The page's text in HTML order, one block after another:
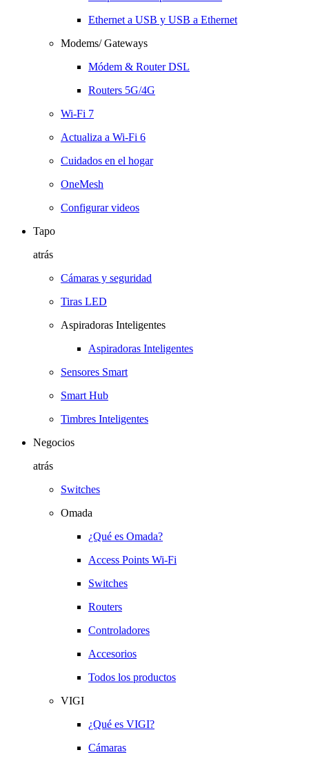
Ethernet a USB y USB a Ethernet
Modems/ Gateways
Módem & Router DSL
Routers 5G/4G
Wi-Fi 7
Actualiza a Wi-Fi 6
Cuidados en el hogar
OneMesh
Configurar videos
Tapo
atrás
Cámaras y seguridad
Tiras LED
Aspiradoras Inteligentes
Aspiradoras Inteligentes
Sensores Smart
Smart Hub
Timbres Inteligentes
Negocios
atrás
Switches
Omada
¿Qué es Omada?
Access Points Wi-Fi
Switches
Routers
Controladores
Accesorios
Todos los productos
VIGI
¿Qué es VIGI?
Cámaras